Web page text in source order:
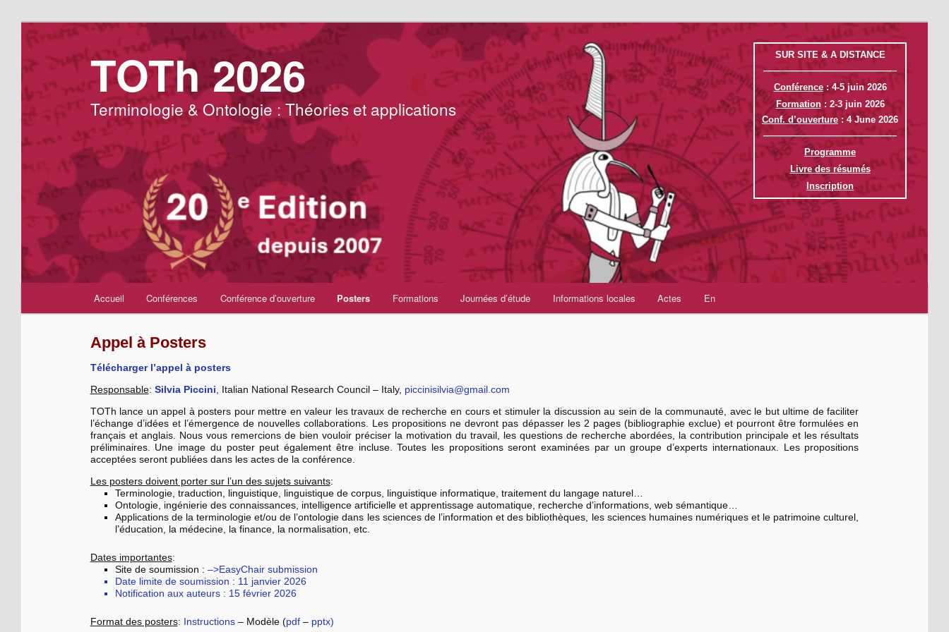
TOTh 2026
Terminologie & Ontologie : Théories et applications
Aller
contenu
Accueil Conférences Conférence d’ouverture Posters Formations Journées d’étude Informations locales Actes En
Appel à Posters
Télécharger l’appel à posters
Responsable: Silvia Piccini , Italian National Research Council – Italy, piccinisilvia@gmail.com
TOTh lance un appel à posters pour mettre en valeur les travaux de recherche en cours et stimuler la discussion au sein de la communauté, avec le but ultime de faciliter
l’échange d’idées et l’émergence de nouvelles collaborations. Les propositions ne devront pas dépasser les 2 pages (bibliographie exclue) et pourront être formulées en
français et anglais. Nous vous remercions de bien vouloir préciser la motivation du travail, les questions de recherche abordées, la contribution principale et les résultats
préliminaires. Une image du poster peut également être incluse. Toutes les propositions seront examinées par un groupe d’experts internationaux. Les propositions
acceptées seront publiées dans les actes de la conférence.
Les posters doivent porter sur l’un des sujets suivants:
Terminologie, traduction, linguistique, linguistique de corpus, linguistique informatique, traitement du langage naturel…
Ontologie, ingénierie des connaissances, intelligence artificielle et apprentissage automatique, recherche d’informations, web sémantique…
Applications de la terminologie et/ou de l’ontologie dans les sciences de l’information et des bibliothèques, les sciences humaines numériques et le patrimoine culturel,
l’éducation, la médecine, la finance, la normalisation, etc.
Dates importantes:
Site de soumission : –>EasyChair submission
Date limite de soumission : 11 janvier 2026
Notification aux auteurs : 15 février 2026
Format des posters: Instructions– Modèle (pdf – pptx)
SUR SITE & A DISTANCE
——————————————–
Conférence: 4-5 juin 2026
Formation: 2-3 juin 2026
Conf. d’ouverture : 4 June 2026
——————————————–
Programme
Livre des résumés
Inscription